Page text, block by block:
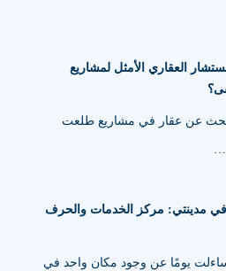
العقاري الأمثل لمشاريع
عن عقار في مشاريع طلعت
مدينتي: مركز الخدمات والحرف
يومًا عن وجود مكان واحد في